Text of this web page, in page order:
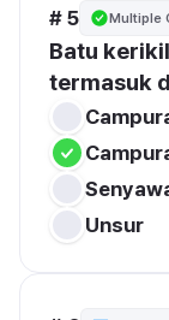
# 5 Multiple
Batu
termasuk
Unsur